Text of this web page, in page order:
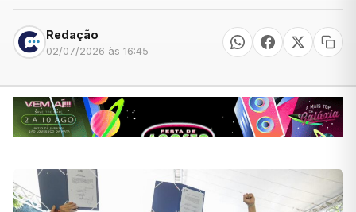
Redação
02/07/2026 às 16:45